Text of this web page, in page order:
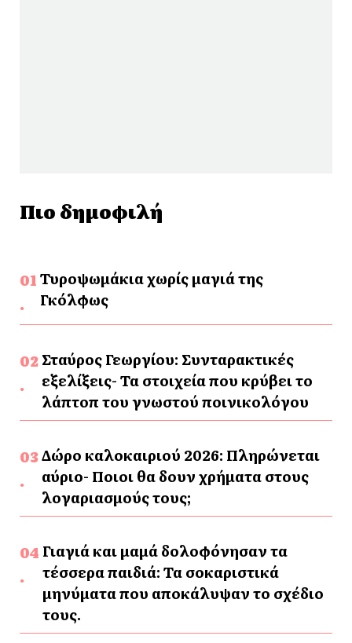
Πιο δημοφιλή
Τυροψωμάκια χωρίς μαγιά της
Γκόλφως
Σταύρος Γεωργίου: Συνταρακτικές
εξελίξεις- Τα στοιχεία που κρύβει το
λάπτοπ του γνωστού ποινικολόγου
Δώρο καλοκαιριού 2026: Πληρώνεται
αύριο- Ποιοι θα δουν χρήματα στους
λογαριασμούς τους;
Γιαγιά και μαμά δολοφόνησαν τα
τέσσερα παιδιά: Τα σοκαριστικά
μηνύματα που αποκάλυψαν το σχέδιο
τους.